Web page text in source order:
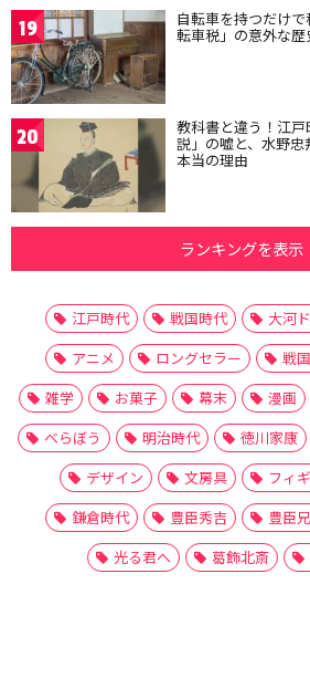
19 自転車を持つだけ
転車税」の意外な
20 教科書と違う！江
説」の嘘と、水野
本当の理由
ランキングを表示
江戸時代 戦国時代 大河
アニメ
ロングセラー 戦
雑学
お菓子 幕末 漫画
べらぼう
明治時代 徳川家康
デザイン
文房具 フィ
鎌倉時代
豊臣秀吉 豊臣
光る君へ
葛飾北斎